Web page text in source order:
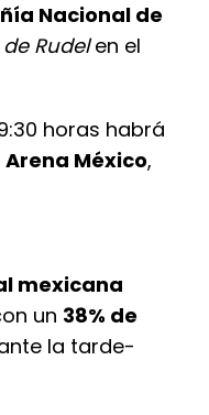
Nacional de
Rudelen el
horas habrá
Arena México,
mexicana
un 38% de
la tarde-